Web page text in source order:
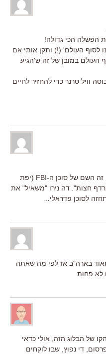
הפשלה הכי גדולה!
'תתכוננו לסוף העולם' (!) ותקן אותי אם
העולם במובן של זה ש'הגיע
וויל טרנר כדי להחזיר לחיים
הקליפ למעלה חתום ע"י אלונזו מוזלי. זה השם של סוכן ה-FBI (יפת
חצות". דה נירו "משאיל" את
לסוכן פדראלי…
טובות מאוד בארה"ב אז לפי מה שאתה
של הבלוג הזה, אולי כדאי
די נפוץ, שבו לוקחים